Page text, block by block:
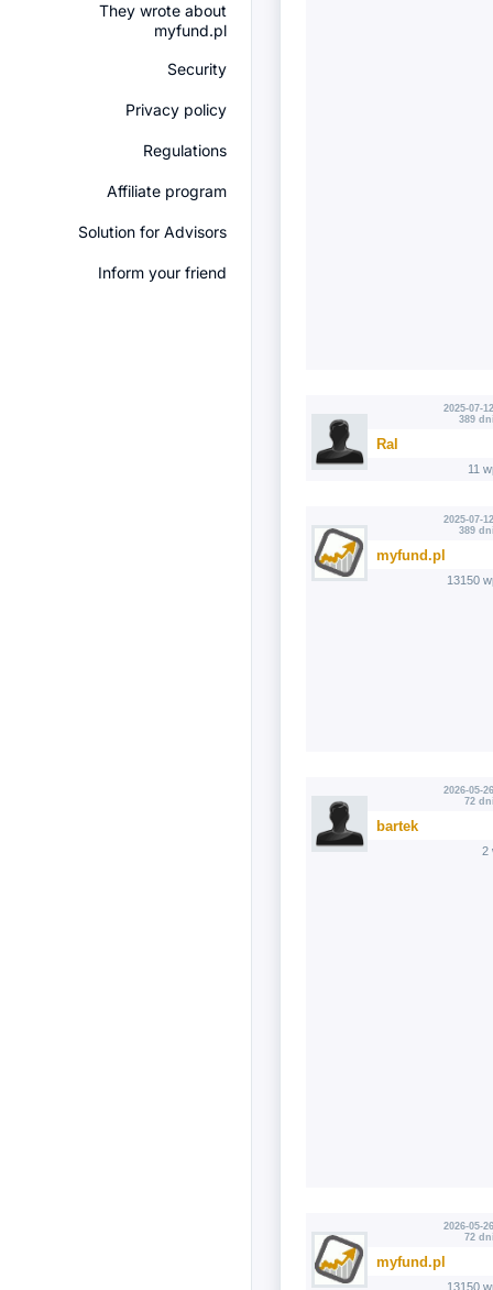
They wrote about
myfund.pl
Security
Privacy policy
Regulations
Affiliate program
Solution for Advisors
Inform your friend
2025-07-
389
Ral
11
2025-07-
389
myfund.pl
13150
2026-05-
72
bartek
2
2026-05-
72
myfund.pl
13150